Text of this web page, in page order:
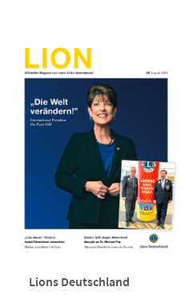
Lions Deutschland